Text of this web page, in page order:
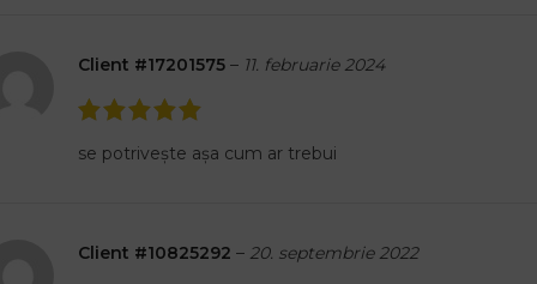
Client #17201575 – 11. februarie 2024
se potrivește așa cum ar trebui
Client #10825292 – 20. septembrie 2022